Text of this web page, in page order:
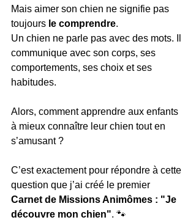
Mais aimer son chien ne signifie pas
toujours le comprendre.
Un chien ne parle pas avec des mots. Il
communique avec son corps, ses
comportements, ses choix et ses
habitudes.
Alors, comment apprendre aux enfants
à mieux connaître leur chien tout en
s’amusant ?
C’est exactement pour répondre à cette
question que j’ai créé le premier
Carnet de Missions Animômes : "Je
découvre mon chien". 🐾